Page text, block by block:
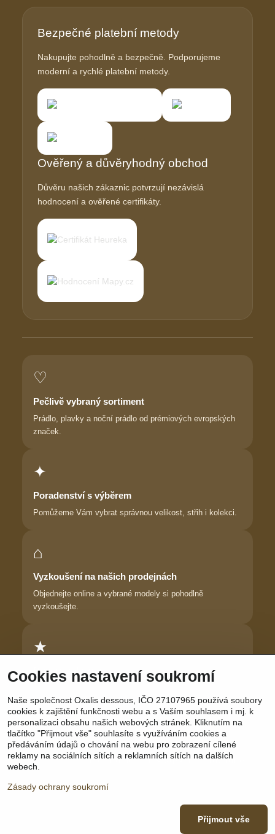
Bezpečné platební metody
Nakupujte pohodlně a bezpečně. Podporujeme
moderní a rychlé platební metody.
Ověřený a důvěryhodný obchod
Důvěru našich zákaznic potvrzují nezávislá
hodnocení a ověřené certifikáty.
♡
Pečlivě vybraný sortiment
Prádlo, plavky a noční prádlo od prémiových evropských
značek.
✦
Poradenství s výběrem
Pomůžeme Vám vybrat správnou velikost, střih i kolekci.
⌂
Vyzkoušení na našich prodejnách
Objednejte online a vybrané modely si pohodlně
vyzkoušejte.
★
Důvěra zákaznic
cítí krásně.
Sledujte nás: Facebook | Instagram | YouTube
Cookies nastavení soukromí
Naše společnost Oxalis dessous, IČO 27107965 používá soubory
cookies k zajištění funkčnosti webu a s Vaším souhlasem i mj. k
personalizaci obsahu našich webových stránek. Kliknutím na
tlačítko "Přijmout vše" souhlasíte s využíváním cookies a
předáváním údajů o chování na webu pro zobrazení cílené
reklamy na sociálních sítích a reklamních sítích na dalších
webech.
Zásady ochrany soukromí
Přijmout vše